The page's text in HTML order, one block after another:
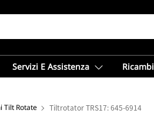
Servizi E Assistenza Ricambi
Tilt Rotate Tiltrotator TRS17: 645-6914